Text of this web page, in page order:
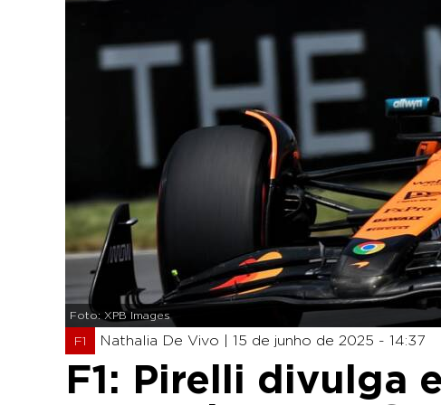
Foto: XPB Images
F1 Nathalia De Vivo | 15 de junho de 2025 - 14:37
F1: Pirelli divulga